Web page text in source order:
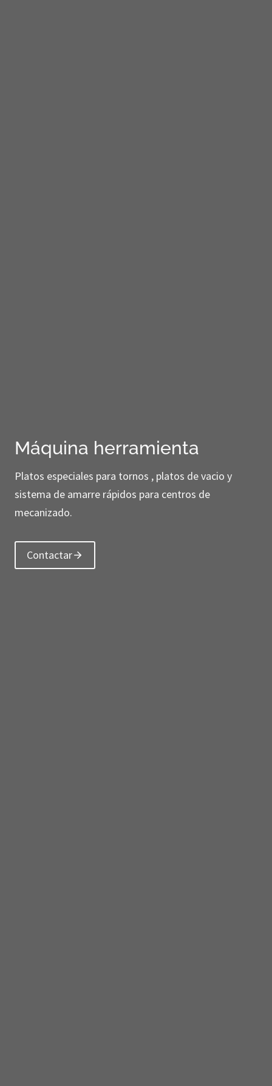
Máquina herramienta
Platos especiales para tornos , platos de vacio y
sistema de amarre rápidos para centros de
mecanizado.
Contactar